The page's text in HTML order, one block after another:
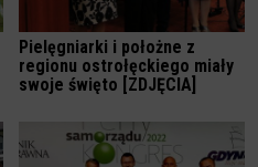
Pielęgniarki i położne z
regionu ostrołęckiego miały
swoje święto [ZDJĘCIA]